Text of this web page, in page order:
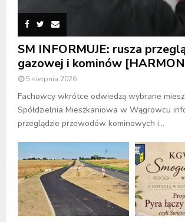
SM INFORMUJE: rusza
gazowej i kominów
5 sierpnia 2026
Fachowcy wkrótce odwiedzą wybrane
Spółdzielnia Mieszkaniowa w Wągrowcu
przeglądzie przewodów kominowych i...